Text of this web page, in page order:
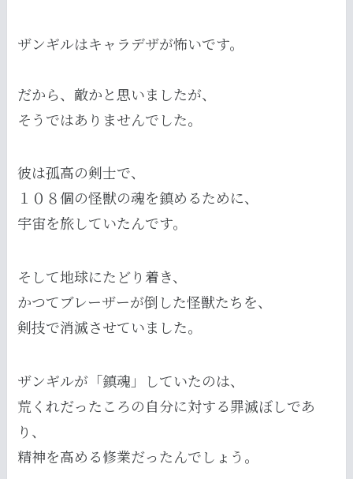
ザンギルはキャラデザが怖いです。
だから、敵かと思いましたが、
そうではありませんでした。
彼は孤高の剣士で、
１０８個の怪獣の魂を鎮めるために、
宇宙を旅していたんです。
そして地球にたどり着き、
かつてブレーザーが倒した怪獣たちを、
剣技で消滅させていました。
ザンギルが「鎮魂」していたのは、
荒くれだったころの自分に対する罪滅ぼしであ
り、
精神を高める修業だったんでしょう。